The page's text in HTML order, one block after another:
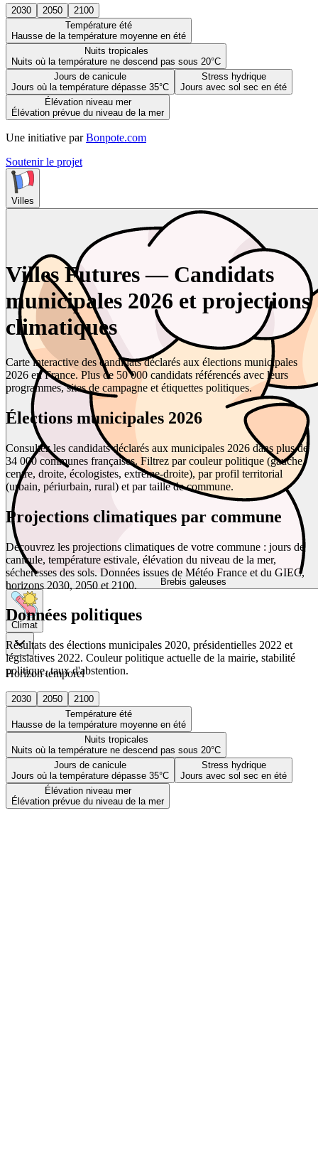
2030 2050
2100
Température été
Hausse de la température moyenne en été
Nuits tropicales
Nuits où la température ne descend pas sous 20°C
Jours de canicule
Jours où la température dépasse 35°C
Stress hydrique
Jours avec sol sec en été
Élévation niveau mer
Élévation prévue du niveau de la mer
Une initiative par Bonpote.com
Soutenir le projet
Villes
Brebis galeuses
Climat
Horizon temporel
2030 2050
2100
Température été
Hausse de la température moyenne en été
Nuits tropicales
Nuits où la température ne descend pas sous 20°C
Jours de canicule
Jours où la température dépasse 35°C
Stress hydrique
Jours avec sol sec en été
Élévation niveau mer
Élévation prévue du niveau de la mer
Villes Futures — Candidats
municipales 2026 et projections
climatiques
Carte interactive des candidats déclarés aux élections municipales
2026 en France. Plus de 50 000 candidats référencés avec leurs
programmes, sites de campagne et étiquettes politiques.
Élections municipales 2026
Consultez les candidats déclarés aux municipales 2026 dans plus de
34 000 communes françaises. Filtrez par couleur politique (gauche,
centre, droite, écologistes, extrême-droite), par profil territorial
(urbain, périurbain, rural) et par taille de commune.
Projections climatiques par commune
Découvrez les projections climatiques de votre commune : jours de
canicule, température estivale, élévation du niveau de la mer,
sécheresses des sols. Données issues de Météo France et du GIEC,
horizons 2030, 2050 et 2100.
Données politiques
Résultats des élections municipales 2020, présidentielles 2022 et
législatives 2022. Couleur politique actuelle de la mairie, stabilité
politique, taux d'abstention.